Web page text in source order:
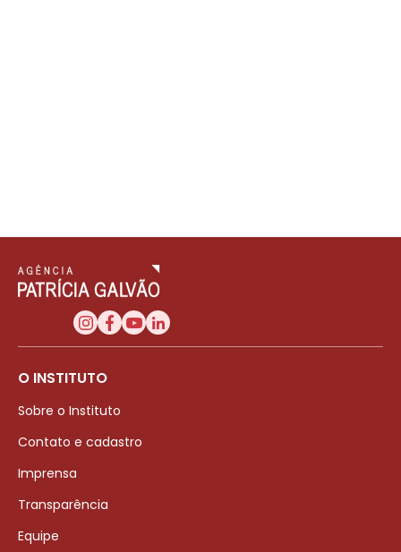
O INSTITUTO
Sobre o Instituto
Contato e cadastro
Imprensa
Transparência
Equipe